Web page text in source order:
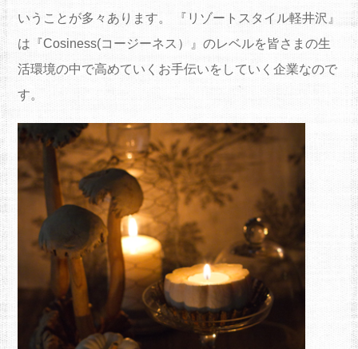
いうことが多々あります。 『リゾートスタイル軽井沢』
は『Cosiness(コージーネス）』のレベルを皆さまの生
活環境の中で高めていくお手伝いをしていく企業なので
す。